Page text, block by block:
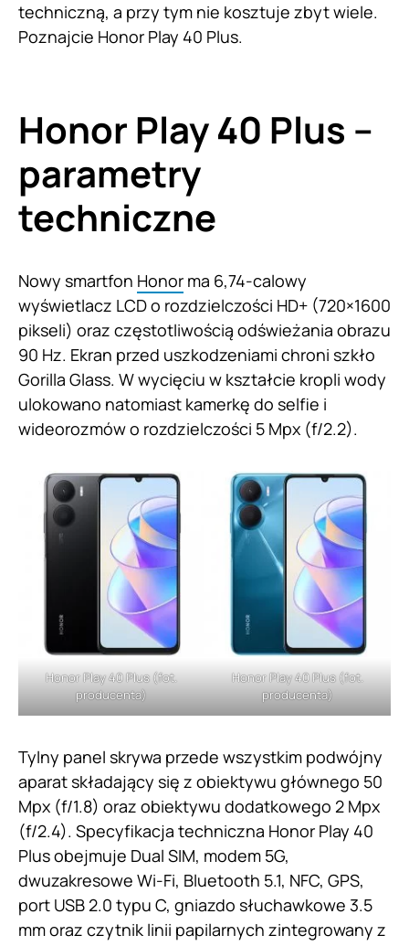
techniczną, a przy tym nie kosztuje zbyt wiele.
Poznajcie Honor Play 40 Plus.
Honor Play 40 Plus –
parametry
techniczne
Nowy smartfon Honor ma 6,74-calowy
wyświetlacz LCD o rozdzielczości HD+ (720×1600
pikseli) oraz częstotliwością odświeżania obrazu
90 Hz. Ekran przed uszkodzeniami chroni szkło
Gorilla Glass. W wycięciu w kształcie kropli wody
ulokowano natomiast kamerkę do selfie i
wideorozmów o rozdzielczości 5 Mpx (f/2.2).
Honor Play 40 Plus (fot.
producenta)
Honor Play 40 Plus (fot.
producenta)
Tylny panel skrywa przede wszystkim podwójny
aparat składający się z obiektywu głównego 50
Mpx (f/1.8) oraz obiektywu dodatkowego 2 Mpx
(f/2.4). Specyfikacja techniczna Honor Play 40
Plus obejmuje Dual SIM, modem 5G,
dwuzakresowe Wi-Fi, Bluetooth 5.1, NFC, GPS,
port USB 2.0 typu C, gniazdo słuchawkowe 3.5
mm oraz czytnik linii papilarnych zintegrowany z